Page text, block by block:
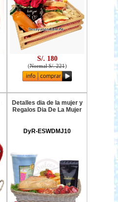
S/. 180
(Normal S/. 221)
Detalles dia de la mujer y
Regalos Dia De La Mujer
DyR-ESWDMJ10